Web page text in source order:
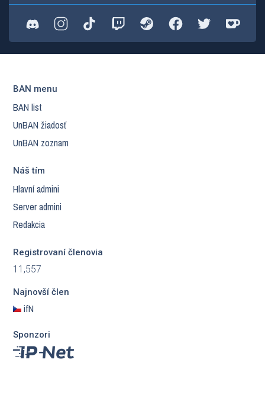
BAN menu
BAN list
UnBAN žiadosť
UnBAN zoznam
Náš tím
Hlavní admini
Server admini
Redakcia
Registrovaní členovia
11,557
Najnovší člen
ifN
Sponzori